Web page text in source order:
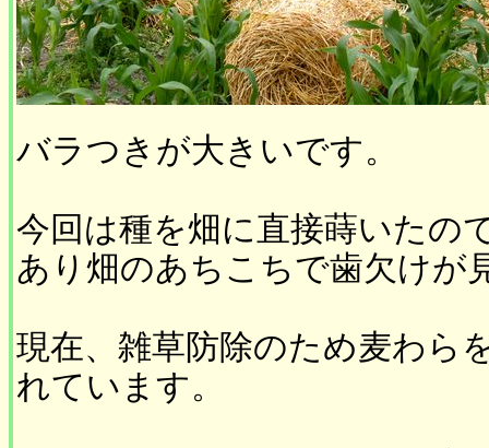
バラつきが大きいです。
今回は種を畑に直接蒔いたの
あり畑のあちこちで歯欠けが
現在、雑草防除のため麦わら
れています。